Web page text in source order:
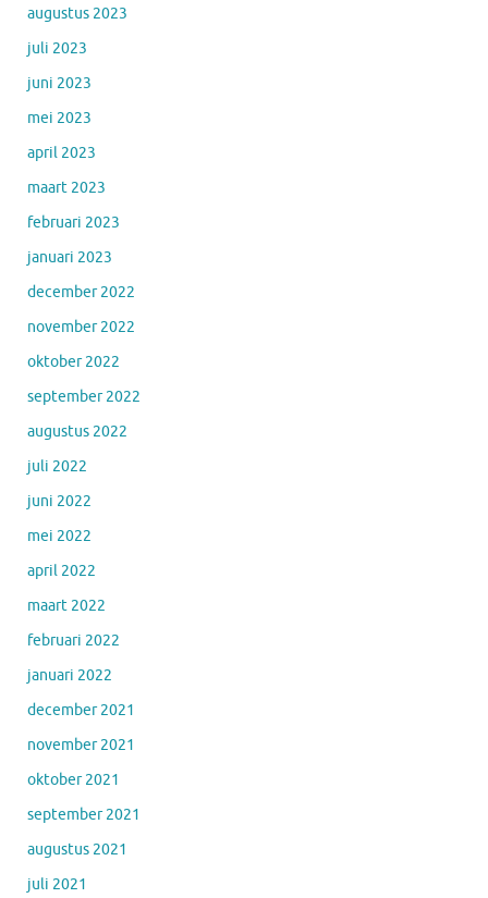
augustus 2023
juli 2023
juni 2023
mei 2023
april 2023
maart 2023
februari 2023
januari 2023
december 2022
november 2022
oktober 2022
september 2022
augustus 2022
juli 2022
juni 2022
mei 2022
april 2022
maart 2022
februari 2022
januari 2022
december 2021
november 2021
oktober 2021
september 2021
augustus 2021
juli 2021